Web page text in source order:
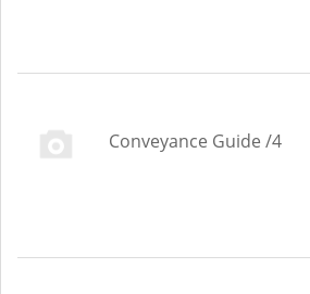
Conveyance Guide /4